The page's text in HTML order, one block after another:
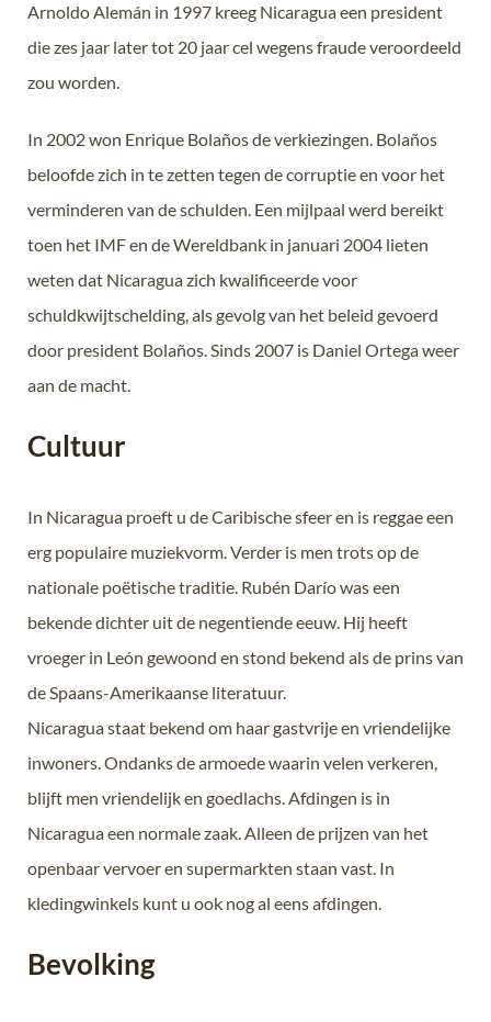
Arnoldo Alemán in 1997 kreeg Nicaragua een president
die zes jaar later tot 20 jaar cel wegens fraude veroordeeld
zou worden.
In 2002 won Enrique Bolaños de verkiezingen. Bolaños
beloofde zich in te zetten tegen de corruptie en voor het
verminderen van de schulden. Een mijlpaal werd bereikt
toen het IMF en de Wereldbank in januari 2004 lieten
weten dat Nicaragua zich kwalificeerde voor
schuldkwijtschelding, als gevolg van het beleid gevoerd
door president Bolaños. Sinds 2007 is Daniel Ortega weer
aan de macht.
Cultuur
In Nicaragua proeft u de Caribische sfeer en is reggae een
erg populaire muziekvorm. Verder is men trots op de
nationale poëtische traditie. Rubén Darío was een
bekende dichter uit de negentiende eeuw. Hij heeft
vroeger in León gewoond en stond bekend als de prins van
de Spaans-Amerikaanse literatuur.
Nicaragua staat bekend om haar gastvrije en vriendelijke
inwoners. Ondanks de armoede waarin velen verkeren,
blijft men vriendelijk en goedlachs. Afdingen is in
Nicaragua een normale zaak. Alleen de prijzen van het
openbaar vervoer en supermarkten staan vast. In
kledingwinkels kunt u ook nog al eens afdingen.
Bevolking